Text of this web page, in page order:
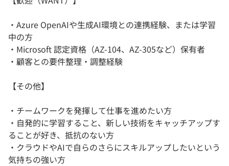
・Azure OpenAIや生成AI環境との連携経験、または学習
中の方
・Microsoft 認定資格（AZ-104、AZ-305など）保有者
・顧客との要件整理・調整経験
【その他】
・チームワークを発揮して仕事を進めたい方
・自発的に学習すること、新しい技術をキャッチアップす
ることが好き、抵抗のない方
・クラウドやAIで自らのさらにスキルアップしたいという
気持ちの強い方